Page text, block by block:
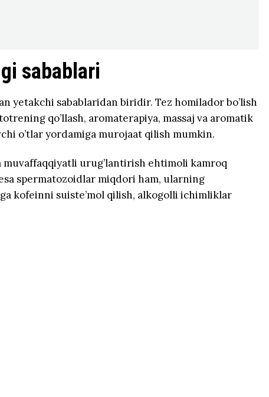
sabablari
yetakchi sabablaridan biridir. Tez homilador bo’lish
qo’llash, aromaterapiya, massaj va aromatik
o’tlar yordamiga murojaat qilish mumkin.
urug’lantirish ehtimoli kamroq
spermatozoidlar miqdori ham, ularning
kofeinni suiste’mol qilish, alkogolli ichimliklar